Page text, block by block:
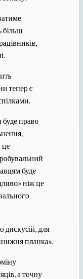
більш
тепер є
право
це
буде
ніж це
дискусій, для
планка».
а точну